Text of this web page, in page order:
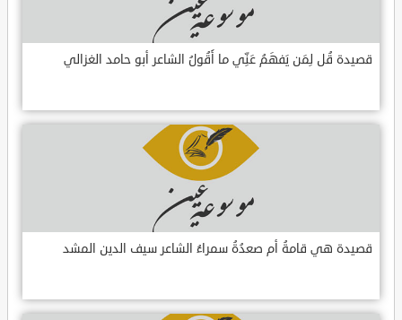
قصيدة قُل لِمَن يَفهَمُ عَنِّي ما أَقُولُ الشاعر أبو حامد الغزالي
قصيدة هي قامةُ أم صعدُةُ سمراءُ الشاعر سيف الدين المشد